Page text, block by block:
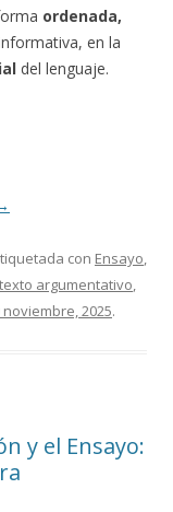
ordenada,
en la
del lenguaje.
con Ensayo,
texto argumentativo,
noviembre, 2025.
y el Ensayo: